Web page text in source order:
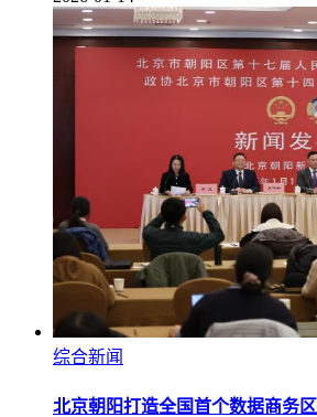
综合新闻
北京朝阳打造全国首个数据商务区